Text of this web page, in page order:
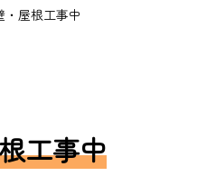
屋根工事中
工事中